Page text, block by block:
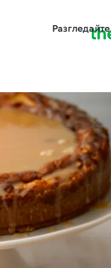
Разгледайте